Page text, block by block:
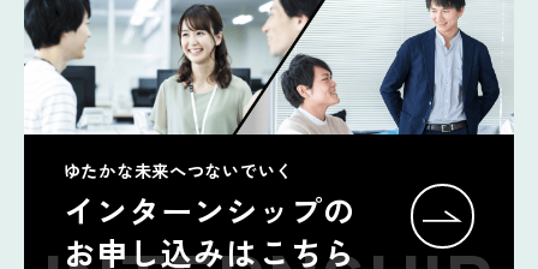
ゆたかな未来へつないでいく
インターンシップの
お申し込みはこちら